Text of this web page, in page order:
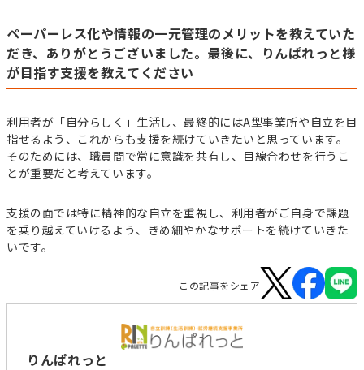
ペーパーレス化や情報の一元管理のメリットを教えていた
だき、ありがとうございました。最後に、りんぱれっと様
が目指す支援を教えてください
利用者が「自分らしく」生活し、最終的にはA型事業所や自立を目
指せるよう、これからも支援を続けていきたいと思っています。
そのためには、職員間で常に意識を共有し、目線合わせを行うこ
とが重要だと考えています。
支援の面では特に精神的な自立を重視し、利用者がご自身で課題
を乗り越えていけるよう、きめ細やかなサポートを続けていきた
いです。
この記事をシェア
りんぱれっと